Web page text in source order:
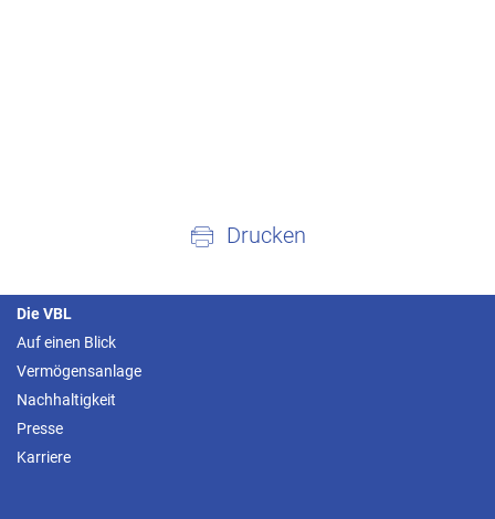
Drucken
Die VBL
Auf einen Blick
Vermögensanlage
Nachhaltigkeit
Presse
Karriere